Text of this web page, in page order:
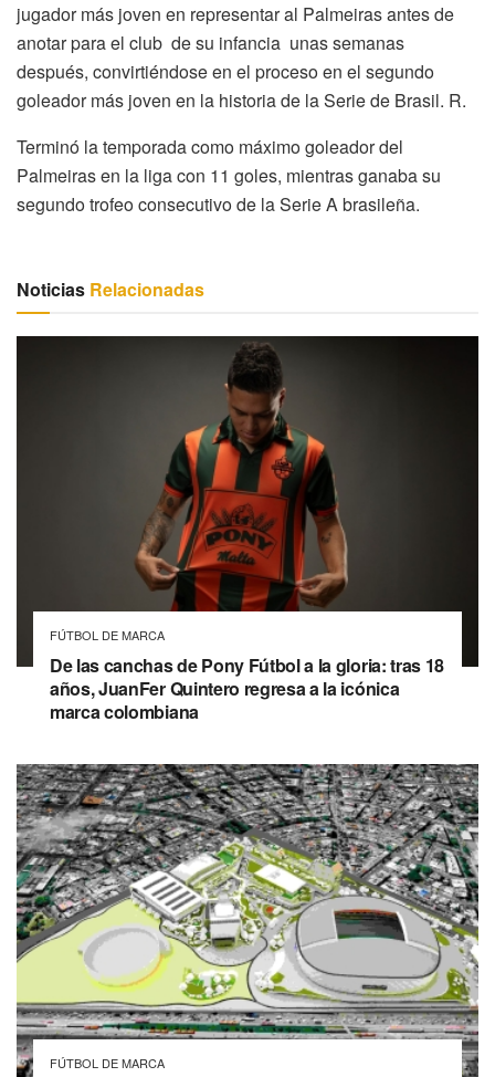
jugador más joven en representar al Palmeiras antes de
anotar para el club de su infancia unas semanas
después, convirtiéndose en el proceso en el segundo
goleador más joven en la historia de la Serie de Brasil. R.
Terminó la temporada como máximo goleador del
Palmeiras en la liga con 11 goles, mientras ganaba su
segundo trofeo consecutivo de la Serie A brasileña.
Noticias Relacionadas
FÚTBOL DE MARCA
De las canchas de Pony Fútbol a la gloria: tras 18
años, JuanFer Quintero regresa a la icónica
marca colombiana
FÚTBOL DE MARCA